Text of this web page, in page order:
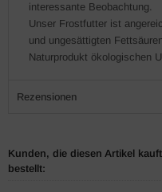
interessante Beobachtung.
Unser Frostfutter ist
und ungesättigten
Naturprodukt ökologischen
Rezensionen
Kunden, die diesen Artikel
bestellt: